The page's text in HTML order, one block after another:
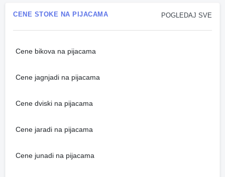
POGLEDAJ SVE
CENE STOKE NA PIJACAMA
Cene bikova na pijacama
Cene jagnjadi na pijacama
Cene dviski na pijacama
Cene jaradi na pijacama
Cene junadi na pijacama